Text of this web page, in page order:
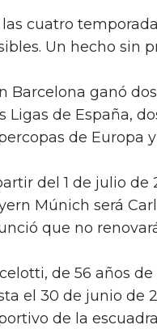
las cuatro
Un hecho sin
Barcelona ganó
Ligas de España,
de Europa
del 1 de julio de
Múnich será
que no
de 56 años
el 30 de junio de
de la